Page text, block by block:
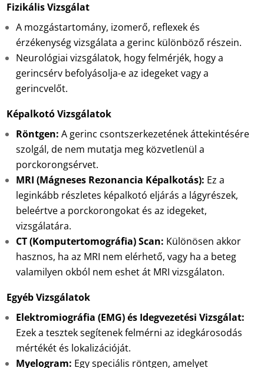
Fizikális Vizsgálat
A mozgástartomány, izomerő, reflexek és
érzékenység vizsgálata a gerinc különböző részein.
Neurológiai vizsgálatok, hogy felmérjék, hogy a
gerincsérv befolyásolja-e az idegeket vagy a
gerincvelőt.
Képalkotó Vizsgálatok
Röntgen: A gerinc csontszerkezetének áttekintésére
szolgál, de nem mutatja meg közvetlenül a
porckorongsérvet.
MRI (Mágneses Rezonancia Képalkotás): Ez a
leginkább részletes képalkotó eljárás a lágyrészek,
beleértve a porckorongokat és az idegeket,
vizsgálatára.
CT (Komputertomográfia) Scan: Különösen akkor
hasznos, ha az MRI nem elérhető, vagy ha a beteg
valamilyen okból nem eshet át MRI vizsgálaton.
Egyéb Vizsgálatok
Elektromiográfia (EMG) és Idegvezetési Vizsgálat:
Ezek a tesztek segítenek felmérni az idegkárosodás
mértékét és lokalizációját.
Myelogram: Egy speciális röntgen, amelyet